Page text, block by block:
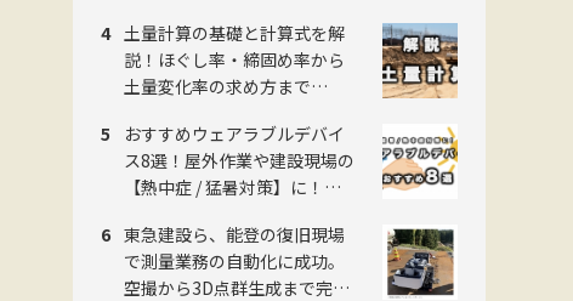
土量計算の基礎と計算式を解
説！ほぐし率・締固め率から
土量変化率の求め方まで
おすすめウェアラブルデバイ
ス8選！屋外作業や建設現場の
【熱中症 / 猛暑対策】に！
東急建設ら、能登の復旧現場
で測量業務の自動化に成功。
空撮から3D点群生成まで完全